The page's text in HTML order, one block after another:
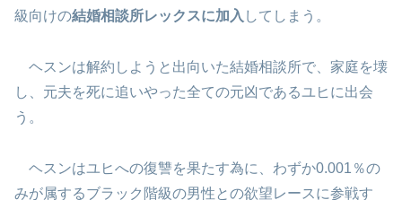
級向けの結婚相談所レックスに加入 してしまう。
ヘスンは解約しようと出向いた結婚相談所で、家庭を壊
し、元夫を死に追いやった全ての元凶であるユヒに出会
う。
ヘスンはユヒへの復讐を果たす為に、わずか0.001％の
みが属するブラック階級の男性との欲望レースに参戦す